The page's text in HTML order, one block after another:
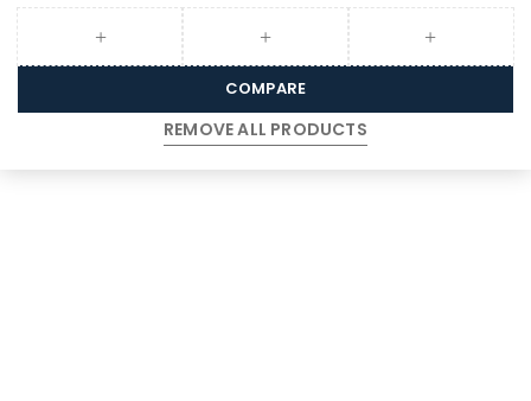
COMPARE
REMOVE ALL PRODUCTS